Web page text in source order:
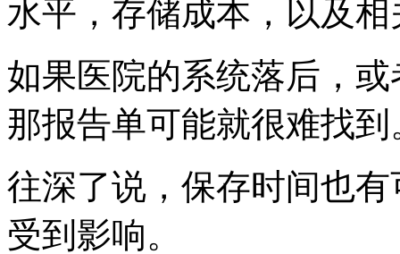
水平，存储成本，以及
如果医院的系统落后，
那报告单可能就很难找到
往深了说，保存时间也
受到影响。